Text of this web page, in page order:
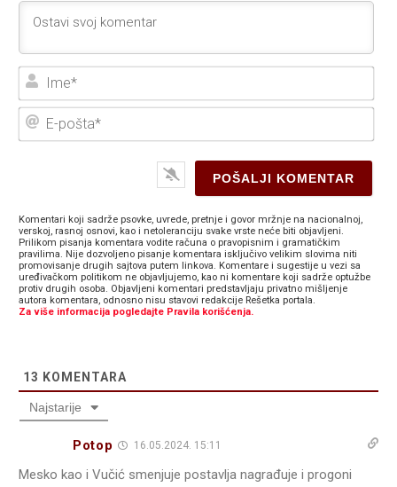
E-
Komentari koji sadrže psovke, uvrede, pretnje i govor mržnje na nacionalnoj,
verskoj, rasnoj osnovi, kao i netoleranciju svake vrste neće biti objavljeni.
Prilikom pisanja komentara vodite računa o pravopisnim i gramatičkim
pravilima. Nije dozvoljeno pisanje komentara isključivo velikim slovima niti
promovisanje drugih sajtova putem linkova. Komentare i sugestije u vezi sa
uređivačkom politikom ne objavljujemo, kao ni komentare koji sadrže optužbe
protiv drugih osoba. Objavljeni komentari predstavljaju privatno mišljenje
autora komentara, odnosno nisu stavovi redakcije Rešetka portala.
Za više informacija pogledajte Pravila korišćenja.
13 KOMENTARA
Najstarije
Potop 16.05.2024. 15:11
Mesko kao i Vučić smenjuje postavlja nagrađuje i progoni